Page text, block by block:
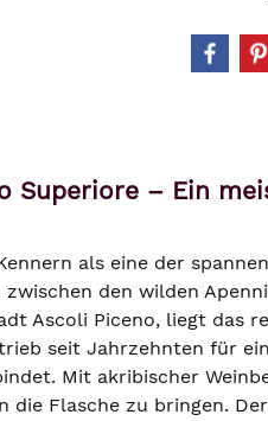
Superiore – Ein
als eine der
den wilden
Ascoli Piceno, liegt das
seit Jahrzehnten für
Mit akribischer
die Flasche zu bringen.